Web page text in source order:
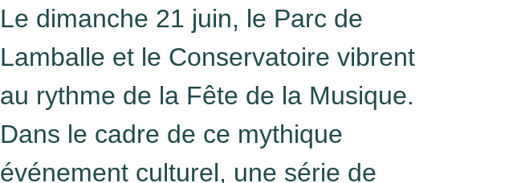
Le dimanche 21 juin, le Parc de
Lamballe et le Conservatoire vibrent
au rythme de la Fête de la Musique.
Dans le cadre de ce mythique
événement culturel, une série de